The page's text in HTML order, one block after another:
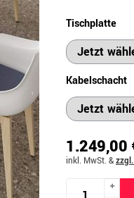
Tischplatte
Kabelschacht
1.249,00
inkl. MwSt. &